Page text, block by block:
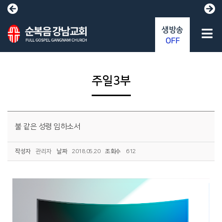
주일3부
불 같은 성령 임하소서
작성자 관리자 날짜 2018.05.20 조회수 612
생방송
OFF